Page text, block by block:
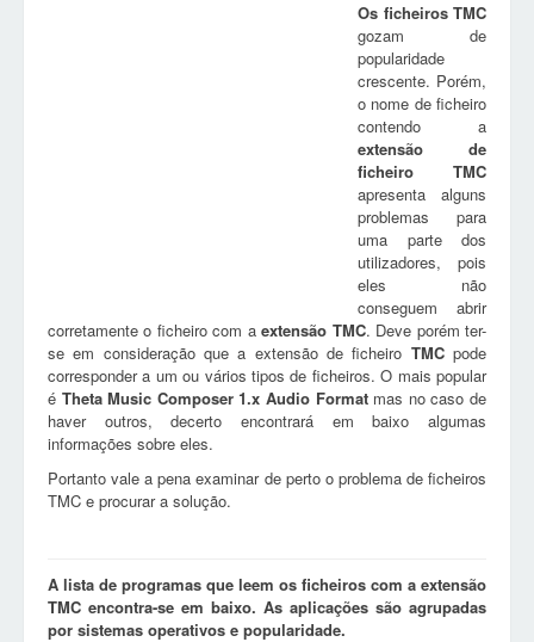
Os ficheiros TMC
gozam de
popularidade
crescente. Porém,
o nome de ficheiro
contendo a
extensão de
ficheiro TMC
apresenta alguns
problemas para
uma parte dos
utilizadores, pois
eles não
conseguem abrir
corretamente o ficheiro com aextensão TMC. Deve porém ter-
se em consideração que a extensão de ficheiro TMCpode
corresponder a um ou vários tipos de ficheiros. O mais popular
é Theta Music Composer 1.x Audio Formatmas no caso de
haver outros, decerto encontrará em baixo algumas
informações sobre eles.
Portanto vale a pena examinar de perto o problema de ficheiros
TMC e procurar a solução.
A lista de programas que leem os ficheiros com a extensão
TMC encontra-se em baixo. As aplicações são agrupadas
por sistemas operativos e popularidade.